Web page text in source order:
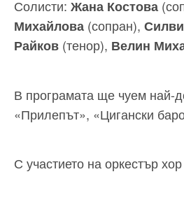
Солисти: Жана Костова
Михайлова (сопран),
Райков (тенор), Велин
В програмата ще чуем най-
«Прилепът», «Цигански
С участието на оркестър